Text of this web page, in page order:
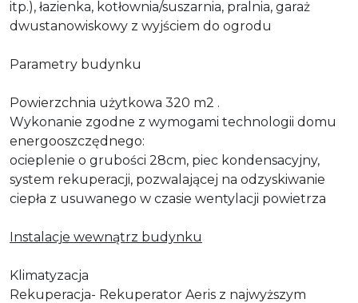
itp.), łazienka, kotłownia/suszarnia, pralnia, garaż
dwustanowiskowy z wyjściem do ogrodu
Parametry budynku
Powierzchnia użytkowa 320 m2 .
Wykonanie zgodne z wymogami technologii domu
energooszczędnego:
ocieplenie o grubości 28cm, piec kondensacyjny,
system rekuperacji, pozwalającej na odzyskiwanie
ciepła z usuwanego w czasie wentylacji powietrza
Instalacje wewnątrz budynku
Klimatyzacja
Rekuperacja- Rekuperator Aeris z najwyższym